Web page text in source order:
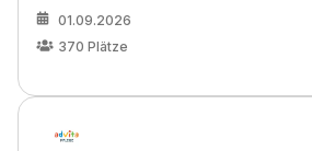
01.09.2026
370 Plätze